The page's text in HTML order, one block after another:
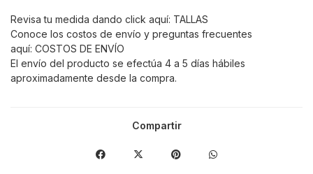
Revisa tu medida dando click aquí: TALLAS
Conoce los costos de envío y preguntas frecuentes
aquí: COSTOS DE ENVÍO
El envío del producto se efectúa 4 a 5 días hábiles
aproximadamente desde la compra.
Compartir